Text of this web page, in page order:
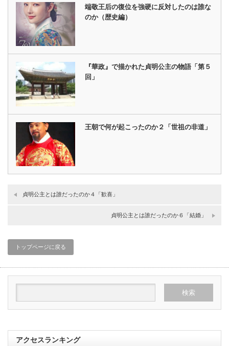
端敬王后の復位を強硬に反対したのは誰な
のか（歴史編）
『華政』で描かれた貞明公主の物語「第５
回」
王朝で何が起こったのか２「世祖の非道」
貞明公主とは誰だったのか４「歓喜」
貞明公主とは誰だったのか６「結婚」
トップページに戻る
アクセスランキング